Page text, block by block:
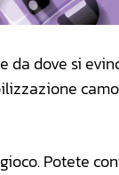
dove si
Potete